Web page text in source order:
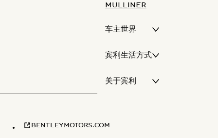
MULLINER
车主世界
宾利生活方式
关于宾利
BENTLEYMOTORS.COM